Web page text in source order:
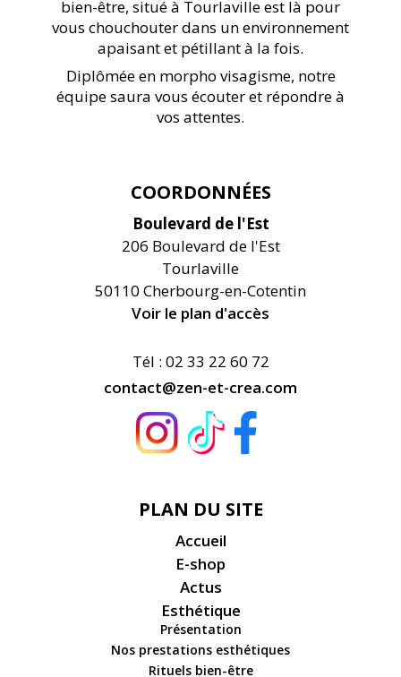
bien-être, situé à Tourlaville est là pour
vous chouchouter dans un environnement
apaisant et pétillant à la fois.
Diplômée en morpho visagisme, notre
équipe saura vous écouter et répondre à
vos attentes.
COORDONNÉES
Boulevard de l'Est
206 Boulevard de l'Est
Tourlaville
50110 Cherbourg-en-Cotentin
Voir le plan d'accès
Tél : 02 33 22 60 72
contact@zen-et-crea.com
PLAN DU SITE
Accueil
E-shop
Actus
Esthétique
Présentation
Nos prestations esthétiques
Rituels bien-être